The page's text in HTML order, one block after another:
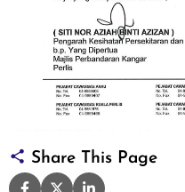
Share This Page